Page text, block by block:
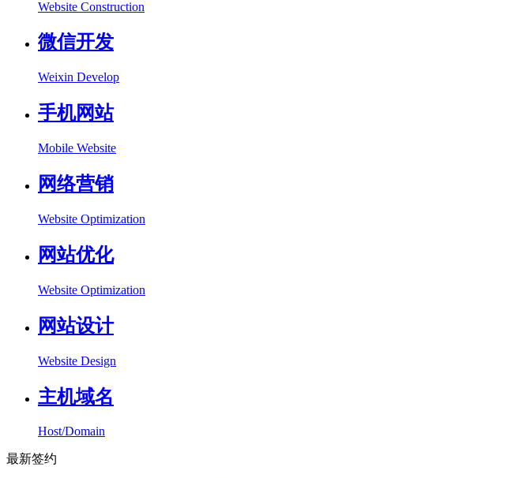
Website Construction
微信开发
Weixin Develop
手机网站
Mobile Website
网络营销
Website Optimization
网站优化
Website Optimization
网站设计
Website Design
主机域名
Host/Domain
最新签约